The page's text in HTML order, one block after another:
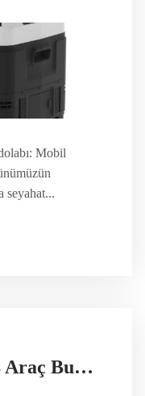
Mobil
seyahat...
FRIGUS FR-A55B Araç Buzdolabı